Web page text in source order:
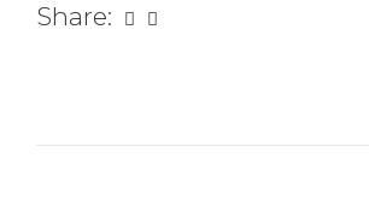
Share: